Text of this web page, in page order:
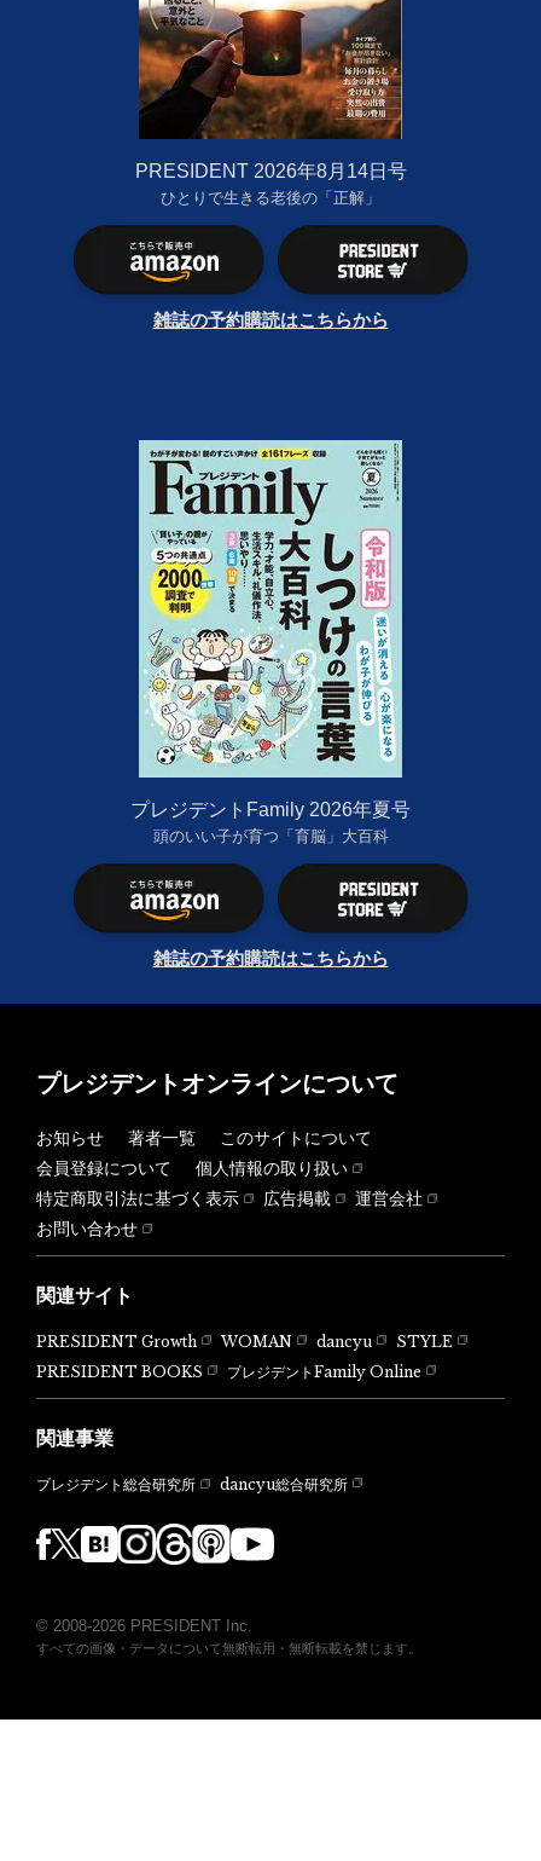
PRESIDENT 2026年8月14日号
ひとりで生きる老後の「正解」
雑誌の予約購読はこちらから
プレジデントFamily 2026年夏号
頭のいい子が育つ「育脳」大百科
雑誌の予約購読はこちらから
プレジデントオンラインについて
お知らせ 著者一覧
このサイトについて
会員登録について
個人情報の取り扱い
特定商取引法に基づく表示
広告掲載
運営会社
お問い合わせ
関連サイト
PRESIDENT Growth WOMAN dancyu
STYLE
PRESIDENT BOOKS
プレジデントFamily Online
関連事業
プレジデント総合研究所 dancyu総合研究所
© 2008-2026 PRESIDENT Inc.
すべての画像・データについて無断転用・無断転載を禁じます。